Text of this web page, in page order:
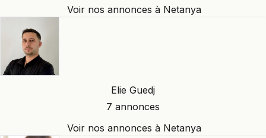
Voir nos annonces à Netanya
Elie Guedj
7 annonces
Voir nos annonces à Netanya